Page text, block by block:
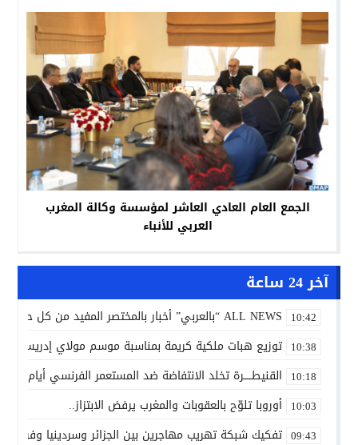
الجمع العام العادي العاشر لمؤسسة وكالة المغرب
العربي للأنباء
آخر 24 ساعة
10:42 ALL NEWS “بالعربي” أخبار بالمختصر المفيد من كل حدب وصوب
10:38 توزيع هبات ملكية كريمة بمناسبة موسم مولاي إدريس
10:18 القنيطـــــرة تخلد الانتفاضة ضد المستعمر الفرنسي أيام 7 و8 و9 غشت 1954.
10:03 أوروبا تلوّح بالعقوبات والمغرب يرفض الابتزاز..
09:43 تفكيك شبكة تهريب مهاجرين بين الجزائر وسردينيا وفرنسا